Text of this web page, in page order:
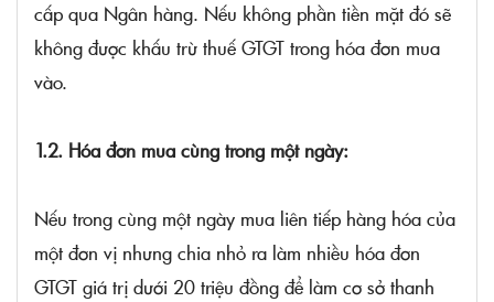
cấp qua Ngân hàng. Nếu không phần tiền mặt đó sẽ
không được khấu trừ thuế GTGT trong hóa đơn mua
vào.
1.2. Hóa đơn mua cùng trong một ngày:
Nếu trong cùng một ngày mua liên tiếp hàng hóa của
một đơn vị nhưng chia nhỏ ra làm nhiều hóa đơn
GTGT giá trị dưới 20 triệu đồng để làm cơ sở thanh